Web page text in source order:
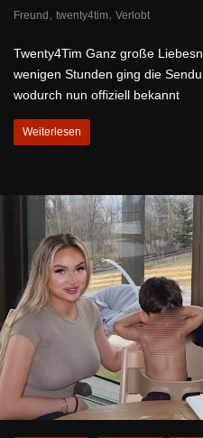
Freund, twenty4tim, Verlobt
Twenty4Tim Ganz große
wenigen Stunden ging die
wodurch nun offiziell bekannt
Weiterlesen